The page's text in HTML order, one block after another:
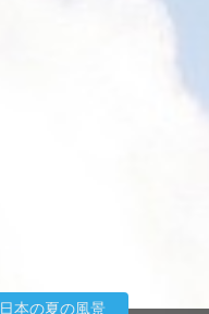
日本の夏の風景